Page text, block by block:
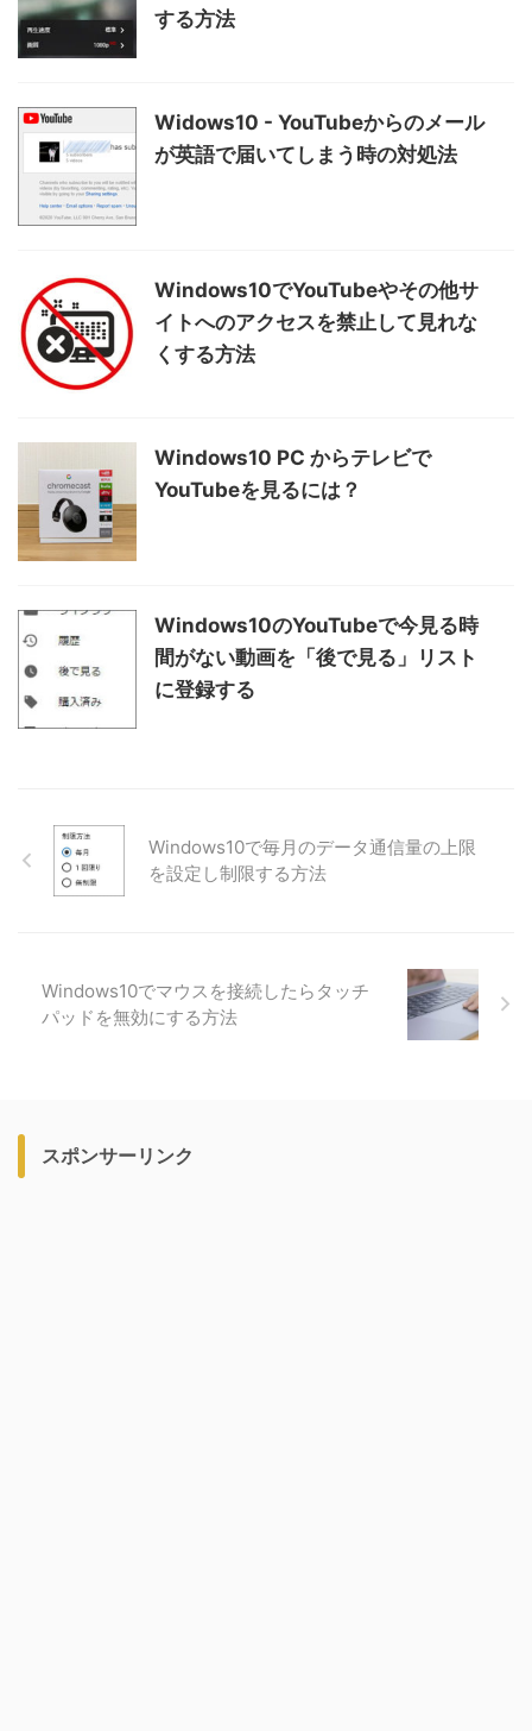
する方法
Widows10 - YouTubeからのメール
が英語で届いてしまう時の対処法
Windows10でYouTubeやその他サ
イトへのアクセスを禁止して見れな
くする方法
Windows10 PC からテレビで
YouTubeを見るには？
Windows10のYouTubeで今見る時
間がない動画を「後で見る」リスト
に登録する
Windows10で毎月のデータ通信量の上限
を設定し制限する方法
Windows10でマウスを接続したらタッチ
パッドを無効にする方法
スポンサーリンク